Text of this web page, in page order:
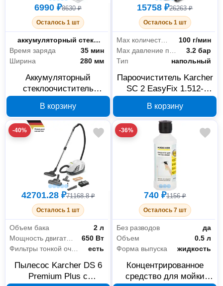
6990 ₽8630 ₽
Осталось 1 шт
Тип
аккумуляторный стеклоочиститель
Время заряда
35 мин
Ширина
280 мм
Аккумуляторный
стеклоочиститель
1.633-490.0
В корзину
15758 ₽26263 ₽
Осталось 1 шт
Мах количество пара
100 г/мин
Max давление пара
3.2 бар
Тип
напольный
Пароочиститель Karcher
SC 2 EasyFix 1.512-
В корзину
-40%
42701.28 ₽71168.8 ₽
Осталось 1 шт
Объем бака
2 л
Мощность двигателя
650 Вт
есть
Пылесос Karcher DS 6
Premium Plus с
-36%
740 ₽1156 ₽
Осталось 7 шт
Без разводов
да
Объем
0.5 л
Форма выпуска
жидкость
Концентрированное
средство для мойки